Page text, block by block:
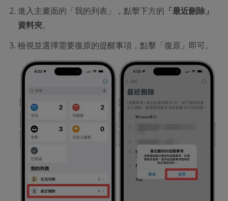
進入主畫面的「我的列表」，點擊下方的 「最近刪除」
資料夾。
檢視並選擇需要復原的提醒事項，點擊「復原」即可。